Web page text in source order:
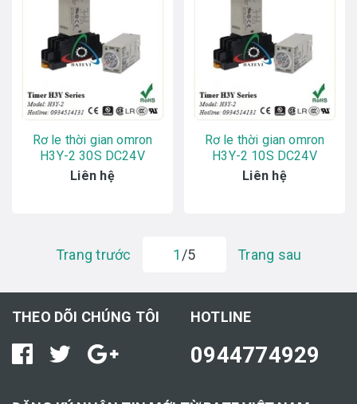
Rơ le thời gian omron
H3Y-2 30S DC24V
Liên hệ
Rơ le thời gian omron
H3Y-2 10S DC24V
Liên hệ
Trang trước 1 /5 Trang sau
THEO DÕI CHÚNG TÔI HOTLINE
0944774929